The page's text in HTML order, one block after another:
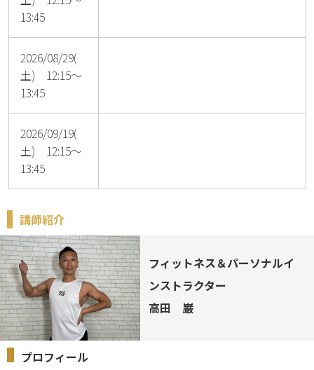
13:45
2026/08/29(
土) 12:15～
13:45
2026/09/19(
土) 12:15～
13:45
講師紹介
フィットネス＆パーソナルイ
ンストラクター
高田 巌
プロフィール